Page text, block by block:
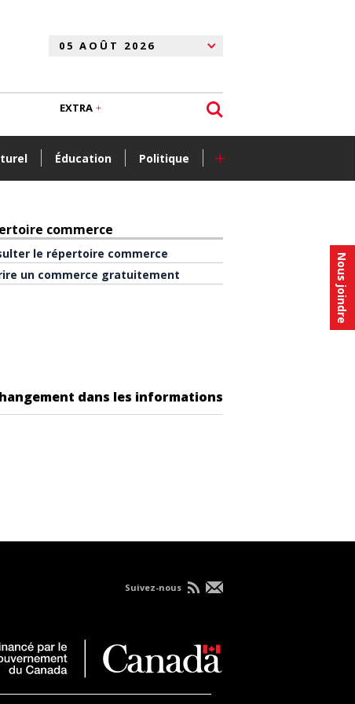
Nous joindre
Éducation Politique +
EXTRA
commerce
le répertoire commerce
un commerce gratuitement
dans les informations
Suivez-nous